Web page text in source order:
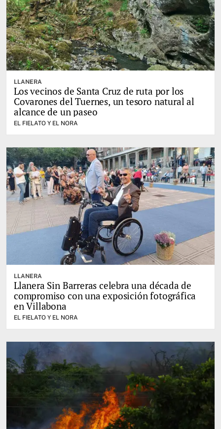
LLANERA
Los vecinos de Santa Cruz de ruta por los
Covarones del Tuernes, un tesoro natural al
alcance de un paseo
EL FIELATO Y EL NORA
LLANERA
Llanera Sin Barreras celebra una década de
compromiso con una exposición fotográfica
en Villabona
EL FIELATO Y EL NORA